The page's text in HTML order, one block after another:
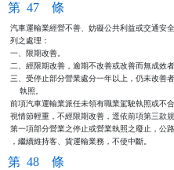
第 47 條
汽車運輸業經營不善、妨礙公共利益或交通安
列之處理：
一、限期改善。
二、經限期改善，逾期不改善或改善而無成效
三、受停止部分營業處分一年以上，仍未改善
    執照。
前項汽車運輸業派任未領有職業駕駛執照或不
視情節輕重，不經限期改善，逕依前項第三款規
第一項部分營業之停止或營業執照之廢止，公
，繼續維持客、貨運輸業務，不使中斷。
第 48 條